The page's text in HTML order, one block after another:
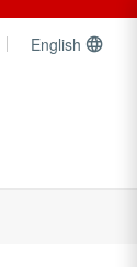
English